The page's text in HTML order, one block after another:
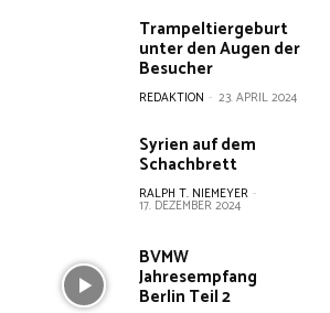
Trampeltiergeburt
unter den Augen der
Besucher
REDAKTION - 23. APRIL 2024
Syrien auf dem
Schachbrett
RALPH T. NIEMEYER -
17. DEZEMBER 2024
BVMW
Jahresempfang
Berlin Teil 2